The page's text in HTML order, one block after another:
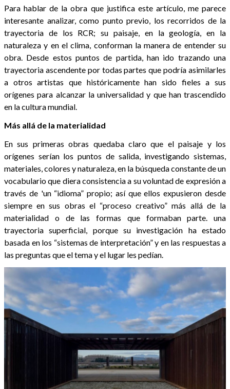
Para hablar de la obra que justifica este artículo, me parece
interesante analizar, como punto previo, los recorridos de la
trayectoria de los RCR; su paisaje, en la geología, en la
naturaleza y en el clima, conforman la manera de entender su
obra. Desde estos puntos de partida, han ido trazando una
trayectoria ascendente por todas partes que podría asimilarles
a otros artistas que históricamente han sido fieles a sus
orígenes para alcanzar la universalidad y que han trascendido
en la cultura mundial.
Más allá de la materialidad
En sus primeras obras quedaba claro que el paisaje y los
orígenes serían los puntos de salida, investigando sistemas,
materiales, colores y naturaleza, en la búsqueda constante de un
vocabulario que diera consistencia a su voluntad de expresión a
través de 'un “idioma” propio; así que ellos expusieron desde
siempre en sus obras el “proceso creativo” más allá de la
materialidad o de las formas que formaban parte. una
trayectoria superficial, porque su investigación ha estado
basada en los “sistemas de interpretación” y en las respuestas a
las preguntas que el tema y el lugar les pedían.